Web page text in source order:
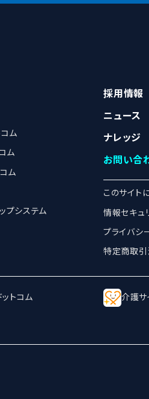
ム
ム
ム
プシステム
採用情報
ニュース
ナレッジ
お問い合
このサイト
情報セキュ
プライバシ
特定商取引
ットコム 介護サ